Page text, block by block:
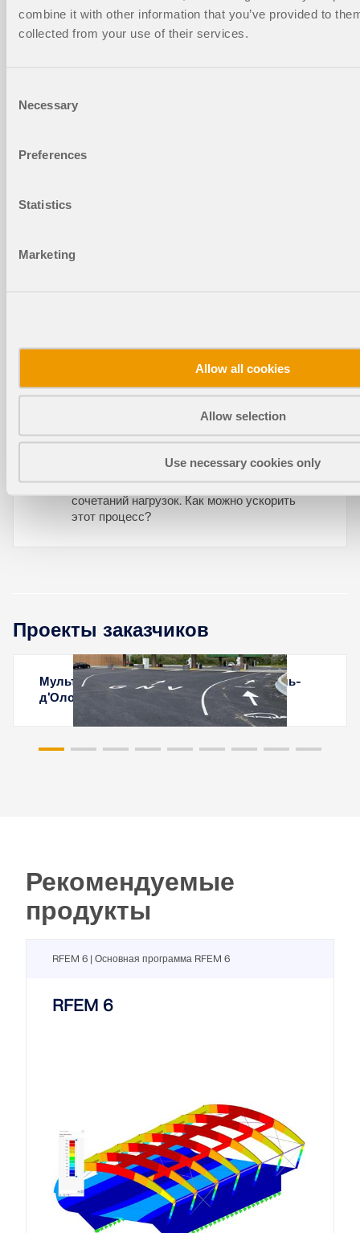
combine it with other information that you’ve provided to
collected from your use of their services.
Selection
Necessary
Preferences
Statistics
Marketing
Allow all cookies
Allow selection
Use necessary cookies only
смоделировать соединение накладкой.
соединений с одним рядом болтов в аддоне
Я хочу рассчитать стыковое соединение с
косынкой из двух двутавровых балок с
Как можно его смоделировать?
Расчёт стального соединения занимает
много времени для многочисленных
сочетаний нагрузок. Как можно ускорить
этот процесс?
Проекты заказчиков
Мультиэнергетическая станция в Ле Сабль-
д'Олонн, Франция
Рекомендуемые
продукты
RFEM 6 | Основная программа RFEM 6
RFEM 6